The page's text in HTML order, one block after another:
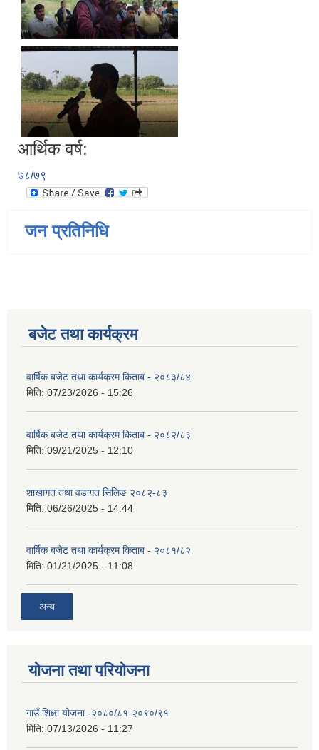
आर्थिक वर्ष:
७८/७९
जन प्रतिनिधि
बजेट तथा कार्यक्रम
वार्षिक बजेट तथा कार्यक्रम किताब - २०८३/८४
मिति: 07/23/2026 - 15:26
वार्षिक बजेट तथा कार्यक्रम किताब - २०८२/८३
मिति: 09/21/2025 - 12:10
शाखागत तथा वडागत सिलिङ २०८२-८३
मिति: 06/26/2025 - 14:44
वार्षिक बजेट तथा कार्यक्रम किताब - २०८१/८२
मिति: 01/21/2025 - 11:08
अन्य
योजना तथा परियोजना
गाउँ शिक्षा योजना -२०८०/८१-२०९०/९१
मिति: 07/13/2026 - 11:27